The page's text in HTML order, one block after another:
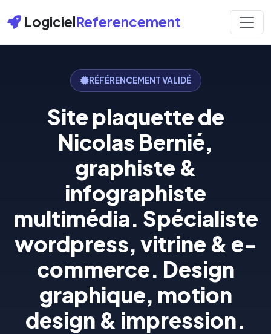
LogicielReferencement
RÉFÉRENCEMENT VALIDÉ
Site plaquette de
Nicolas Bernié,
graphiste &
infographiste
multimédia. Spécialiste
wordpress, vitrine & e-
commerce. Design
graphique, motion
design & impression.